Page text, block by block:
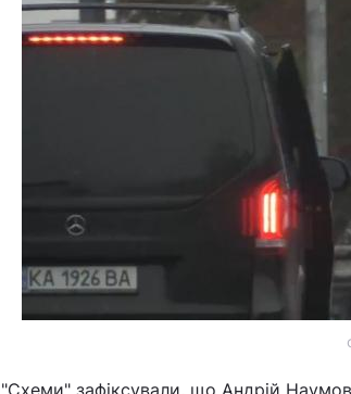
"Схеми" зафіксували, що Андрій